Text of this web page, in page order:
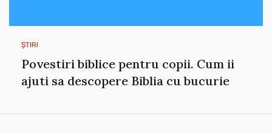
ȘTIRI
Povestiri biblice pentru copii. Cum ii
ajuti sa descopere Biblia cu bucurie